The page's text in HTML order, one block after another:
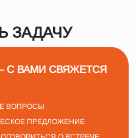
ЗАДАЧУ
С ВАМИ СВЯЖЕТСЯ
ВОПРОСЫ
ПРЕДЛОЖЕНИЕ